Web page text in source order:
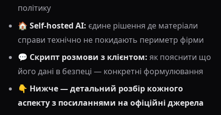
політику
🏠 Self-hosted AI: єдине рішення де матеріали
справи технічно не покидають периметр фірми
💬 Скрипт розмови з клієнтом: як пояснити що
його дані в безпеці — конкретні формулювання
👇 Нижче — детальний розбір кожного
аспекту з посиланнями на офіційні джерела